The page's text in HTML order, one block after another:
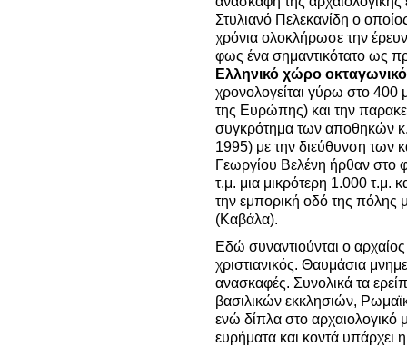
Στυλιανό Πελεκανίδη ο
χρόνια ολοκλήρωσε την
φως ένα σημαντικότατο ως
Ελληνικό χώρο
χρονολογείται γύρω στο 400
της Ευρώπης) και την
συγκρότημα των αποθηκών
1995) με την διεύθυνση των
Γεωργίου Βελένη ήρθαν στο
τ.μ. μια μικρότερη 1.000 τ.μ.
την εμπορική οδό της πόλης
(Καβάλα).
Εδώ συναντιούνται ο
χριστιανικός. Θαυμάσια
ανασκαφές. Συνολικά τα
βασιλικών εκκλησιών,
ενώ δίπλα στο αρχαιολογικό
ευρήματα και κοντά υπάρχει